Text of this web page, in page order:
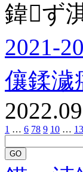
鍏ず
2021-
儴鍒濊
1 … 6 78 9 10 … 13
GO